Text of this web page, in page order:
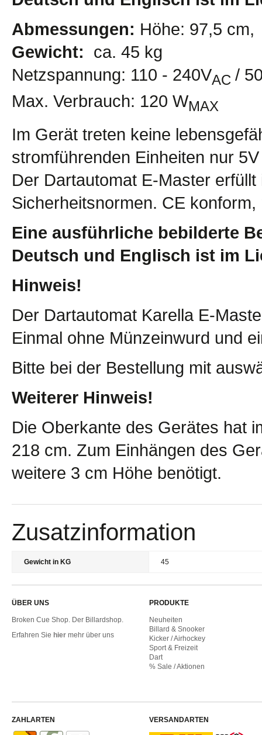
Abmessungen: Höhe: 97,5
Gewicht: ca. 45 kg
Netzspannung: 110 - 240VAC /
Max. Verbrauch: 120 WMAX
Im Gerät treten keine
stromführenden Einheiten nur
Der Dartautomat E-Master
Sicherheitsnormen. CE konform,
Eine ausführliche bebilderte
Deutsch und Englisch ist im
Hinweis!
Der Dartautomat Karella E-
Einmal ohne Münzeinwurd und
Bitte bei der Bestellung mit
Weiterer Hinweis!
Die Oberkante des Gerätes hat
218 cm. Zum Einhängen des
weitere 3 cm Höhe benötigt.
Zusatzinformation
Gewicht in KG 45
ÜBER UNS
Broken Cue Shop. Der Billardshop.
Erfahren Sie hier mehr über uns
PRODUKTE
Neuheiten
Billard & Snooker
Kicker / Airhockey
Sport & Freizeit
Dart
% Sale / Aktionen
ZAHLARTEN VERSANDARTEN